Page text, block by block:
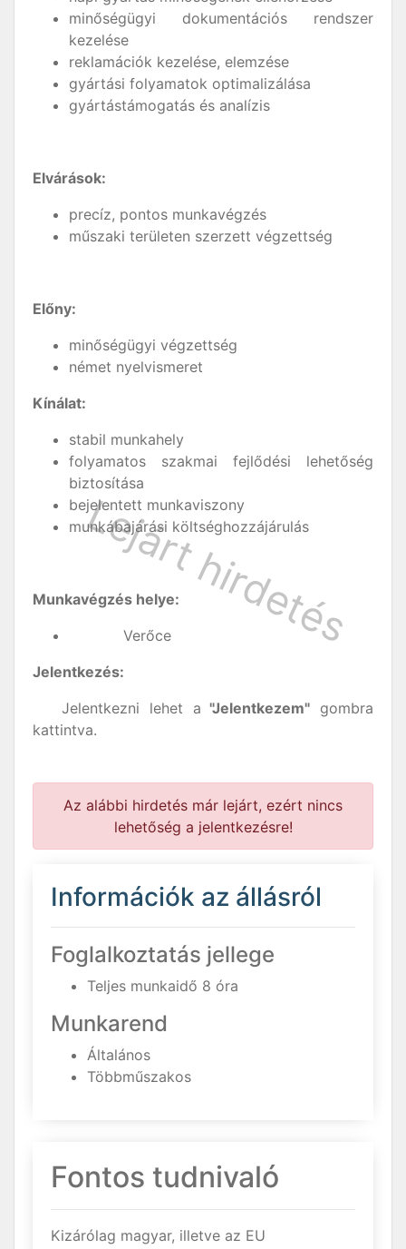
minőségügyi dokumentációs rendszer
kezelése
reklamációk kezelése, elemzése
gyártási folyamatok optimalizálása
gyártástámogatás és analízis
Elvárások:
precíz, pontos munkavégzés
műszaki területen szerzett végzettség
Előny:
minőségügyi végzettség
német nyelvismeret
Kínálat:
stabil munkahely
folyamatos szakmai fejlődési lehetőség
biztosítása
bejelentett munkaviszony
munkábajárási költséghozzájárulás
Munkavégzés helye:
Verőce
Jelentkezés:
Jelentkezni lehet a "Jelentkezem" gombra
kattintva.
Az alábbi hirdetés már lejárt, ezért nincs
lehetőség a jelentkezésre!
Információk az állásról
Foglalkoztatás jellege
Teljes munkaidő 8 óra
Munkarend
Általános
Többműszakos
Fontos tudnivaló
Kizárólag magyar, illetve az EU